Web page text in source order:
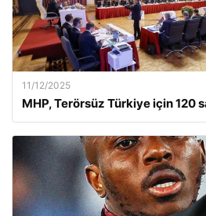
11/12/2025
MHP, Terörsüz Türkiye için 120